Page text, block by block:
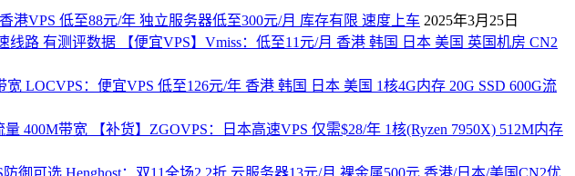
港VPS 低至88元/年 独立服务器低至300元/月 库存有限 速度上车 2025年3月25日
【便宜VPS】Vmiss：低至11元/月 香港 韩国 日本 美国 英国机房 CN2
LOCVPS：便宜VPS 低至126元/年 香港 韩国 日本 美国 1核4G内存 20G SSD 600G流
【补货】ZGOVPS：日本高速VPS 仅需$28/年 1核(Ryzen 7950X) 512M内存